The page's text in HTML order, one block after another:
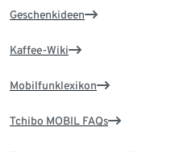
Geschenkideen
Kaffee-Wiki
Mobilfunklexikon
Tchibo MOBIL FAQs